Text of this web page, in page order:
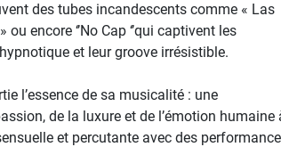
des tubes incandescents comme « Las
encore ‘’No Cap ‘’qui captivent les
et leur groove irrésistible.
l’essence de sa musicalité : une
de la luxure et de l’émotion humaine
et percutante avec des